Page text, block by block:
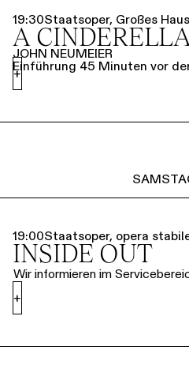
19:30Staatsoper, Großes Haus
A
JOHN NEUMEIER
Einführung 45 Minuten vor
+
19:00Staatsoper, opera
INSIDE OUT
Wir informieren im
+